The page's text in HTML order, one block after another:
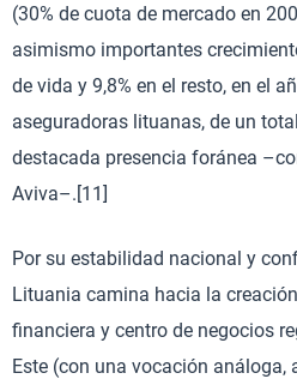
(30% de cuota de mercado en
asimismo importantes
de vida y 9,8% en el resto, en el
aseguradoras lituanas, de un
destacada presencia foránea
Aviva–.[11]
Por su estabilidad nacional y
Lituania camina hacia la
financiera y centro de negocios
Este (con una vocación análoga,